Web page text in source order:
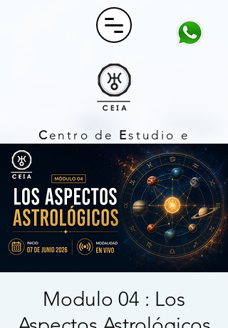
Centro de Estudio e
Investigación A strológico
Modulo 04 : Los